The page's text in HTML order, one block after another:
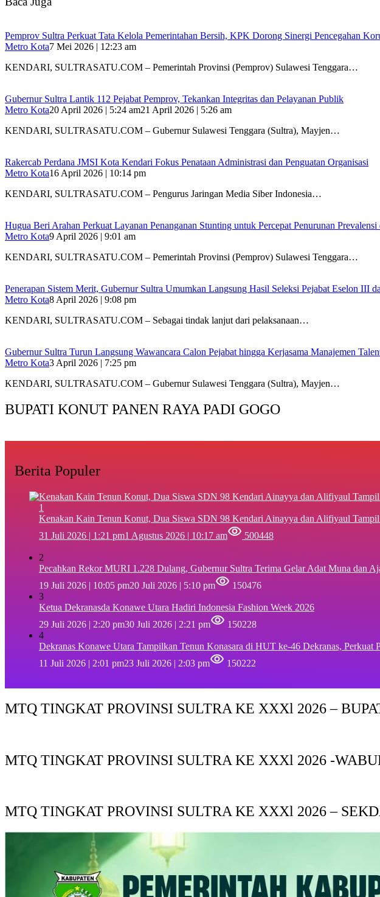
Pemprov Sultra Perkuat Tata Kelola Pemerintahan Bersih, KPK Dorong Sinergi Pencegahan
Metro Kota7 Mei 2026 | 12:23 am
KENDARI, SULTRASATU.COM – Pemerintah Provinsi (Pemprov) Sulawesi Tenggara…
Gubernur Sultra Lantik 112 Pejabat Pemprov, Tekankan Integritas dan Pelayanan Publik
Metro Kota20 April 2026 | 5:24 am21 April 2026 | 5:26 am
KENDARI, SULTRASATU.COM – Gubernur Sulawesi Tenggara (Sultra), Mayjen…
Rakercab Perdana JMSI Kota Kendari Fokus Penataan Administrasi dan Penguatan Organisasi
Metro Kota16 April 2026 | 10:14 pm
KENDARI, SULTRASATU.COM – Pengurus Jaringan Media Siber Indonesia…
Hugua Beri Arahan Perkuat Layanan Penanganan Stunting untuk Percepat Penurunan Prevalensi
Metro Kota9 April 2026 | 9:01 am
KENDARI, SULTRASATU.COM – Pemerintah Provinsi (Pemprov) Sulawesi Tenggara…
Penerapan Sistem Merit, Gubernur Sultra Umumkan Langsung Hasil Seleksi Pejabat Eselon III
Metro Kota8 April 2026 | 9:08 pm
KENDARI, SULTRASATU.COM – Sebagai tindak lanjut dari pelaksanaan…
Gubernur Sultra Turun Langsung Wawancara Calon Pejabat hingga Kerjasama Manajemen
Metro Kota3 April 2026 | 7:25 pm
KENDARI, SULTRASATU.COM – Gubernur Sulawesi Tenggara (Sultra), Mayjen…
BUPATI KONUT PANEN RAYA PADI GOGO
Berita Populer
1
‎Kenakan Kain Tenun Konut, Dua Siswa SDN 98 Kendari Ainayya dan Alifiyaul
31 Juli 2026 | 1:21 pm1 Agustus 2026 | 10:17 am 500448
2
Pecahkan Rekor MURI 1.228 Dulang, Gubernur Sultra Terima Gelar Adat Muna dan
19 Juli 2026 | 10:05 pm20 Juli 2026 | 5:10 pm
150476
3
Ketua Dekranasda Konawe Utara Hadiri Indonesia Fashion Week 2026
29 Juli 2026 | 2:20 pm30 Juli 2026 | 2:21 pm
150228
4
Dekranas Konawe Utara Tampilkan Tenun Konasara di HUT ke-46 Dekranas, Perkuat
11 Juli 2026 | 2:01 pm23 Juli 2026 | 2:03 pm 150222
MTQ TINGKAT PROVINSI SULTRA KE XXXl 2026 –
MTQ TINGKAT PROVINSI SULTRA KE XXXl 2026 -
MTQ TINGKAT PROVINSI SULTRA KE XXXl 2026 –